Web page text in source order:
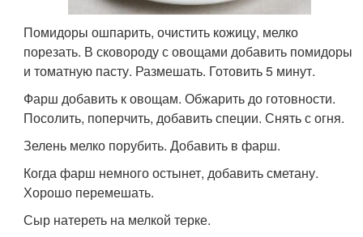
Помидоры ошпарить, очистить кожицу, мелко
порезать. В сковороду с овощами добавить помидоры
и томатную пасту. Размешать. Готовить 5 минут.
Фарш добавить к овощам. Обжарить до готовности.
Посолить, поперчить, добавить специи. Снять с огня.
Зелень мелко порубить. Добавить в фарш.
Когда фарш немного остынет, добавить сметану.
Хорошо перемешать.
Сыр натереть на мелкой терке.